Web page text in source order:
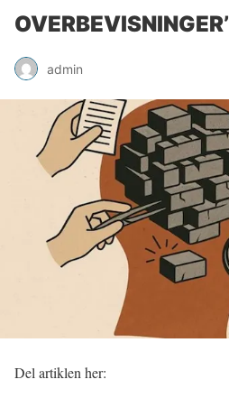
OVERBEVISNINGER’
admin
Del artiklen her: